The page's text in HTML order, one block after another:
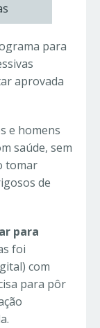
para
aprovada
e homens
saúde, sem
tomar
de
para
foi
com
para pôr